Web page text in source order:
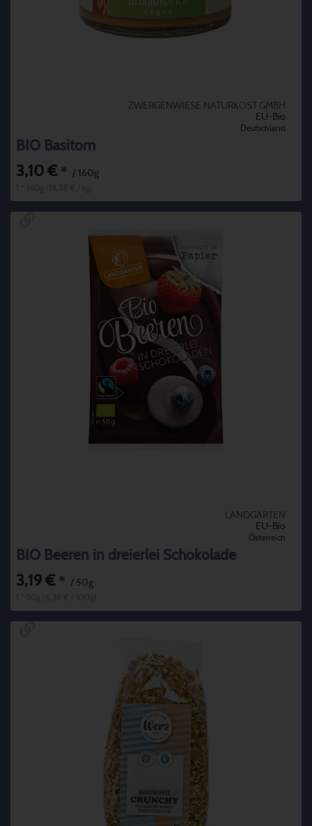
ZWERGENWIESE NATURKOST GMBH
EU-Bio
Deutschland
BIO Basitom
3,10 € * / 160g
LANDGARTEN
EU-Bio
Österreich
BIO Beeren in dreierlei Schokolade
3,19 € * / 50g